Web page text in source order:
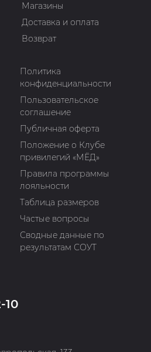
Магазины
Доставка и оплата
Возврат
Политика
конфиденциальности
Пользовательское
соглашение
Публичная оферта
Положение о Клубе
привилегий «МЁД»
Правила программы
лояльности
Таблица размеров
Частые вопросы
Сводные данные по
результатам СОУТ
10